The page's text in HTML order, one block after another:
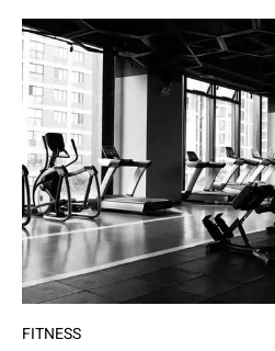
FITNESS